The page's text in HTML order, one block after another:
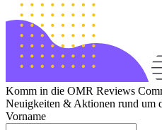
Komm in die OMR Reviews
Neuigkeiten & Aktionen rund um
Vorname